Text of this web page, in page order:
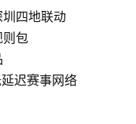
圳四地联动
则包
迟赛事网络